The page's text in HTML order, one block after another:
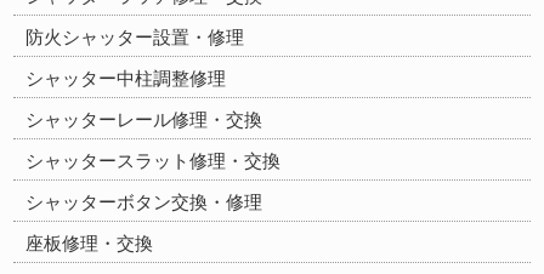
防火シャッター設置・修理
シャッター中柱調整修理
シャッターレール修理・交換
シャッタースラット修理・交換
シャッターボタン交換・修理
座板修理・交換